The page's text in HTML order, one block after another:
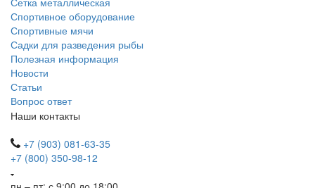
Спортивное оборудование
Спортивные мячи
Садки для разведения рыбы
Полезная информация
Новости
Статьи
Вопрос ответ
Наши контакты
+7 (903) 081-63-35
+7 (800) 350-98-12